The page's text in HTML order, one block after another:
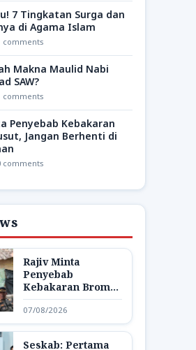
7 Tingkatan Surga dan
di Agama Islam
comments
Makna Maulid Nabi
SAW?
comments
Penyebab Kebakaran
Jangan Berhenti di
comments
Rajiv Minta
Penyebab
Kebakaran Bromo
Diusut, Jangan
Berhenti di
Pemadaman
07/08/2026
Seskab: Pertama